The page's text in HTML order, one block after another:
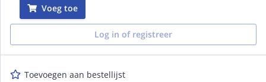
Voeg toe
Log in of registreer
Toevoegen aan bestellijst